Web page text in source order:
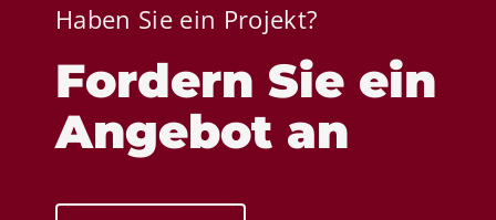
Haben Sie ein Projekt?
Fordern Sie ein
Angebot an